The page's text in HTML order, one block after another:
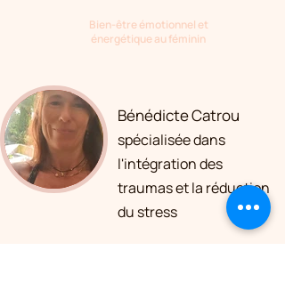
Bien-être émotionnel et
énergétique au féminin
Bénédicte Catrou
spécialisée dans
l'intégration des
traumas et la réduction
du stress